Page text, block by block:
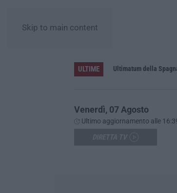
Skip to main content
ULTIME Ultimatum della
Venerdì, 07 Agosto
Ultimo aggiornamento alle